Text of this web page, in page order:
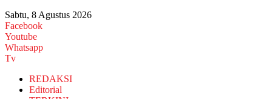
Sabtu, 8 Agustus 2026
Facebook
Youtube
Whatsapp
Tv
REDAKSI
Editorial